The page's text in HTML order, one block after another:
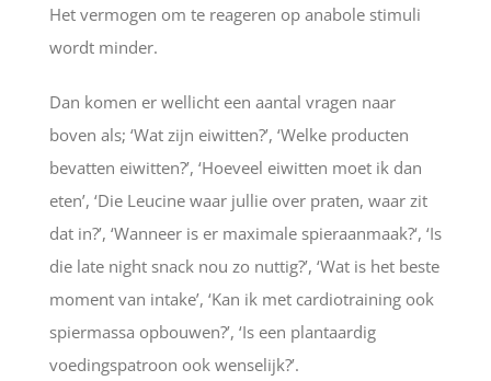
Het vermogen om te reageren op anabole stimuli
wordt minder.
Dan komen er wellicht een aantal vragen naar
boven als; ‘Wat zijn eiwitten?’, ‘Welke producten
bevatten eiwitten?’, ‘Hoeveel eiwitten moet ik dan
eten’, ‘Die Leucine waar jullie over praten, waar zit
dat in?’, ‘Wanneer is er maximale spieraanmaak?‘, ‘Is
die late night snack nou zo nuttig?’, ‘Wat is het beste
moment van intake’, ‘Kan ik met cardiotraining ook
spiermassa opbouwen?’, ‘Is een plantaardig
voedingspatroon ook wenselijk?’.